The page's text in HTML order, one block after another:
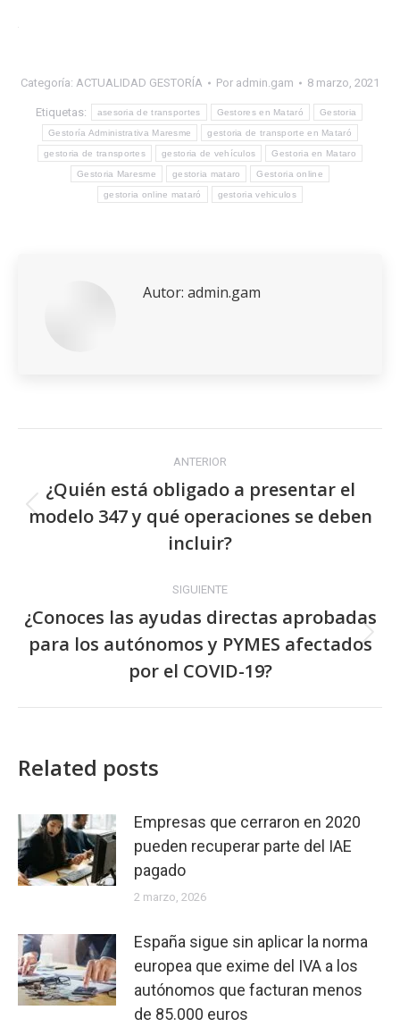
el
Description
Como
competencia
para
el
transporte
por
interior
e
internacional
de
Categoría: ACTUALIDAD GESTORÍA Por admin.gam 8 marzo, 2021
Etiquetas: asesoria de transportes Gestores en Mataró Gestoria
Gestoría Administrativa Maresme gestoria de transporte en Mataró
gestoria de transportes gestoria de vehículos Gestoria en Mataro
Gestoria Maresme gestoria mataro Gestoria online
gestoria online mataró gestoria vehiculos
Autor: admin.gam
Navegación
entre
publicaciones
ANTERIOR
Publicación
anterior:
¿Quién está obligado a presentar el
modelo 347 y qué operaciones se deben
incluir?
SIGUIENTE
Publicación
siguiente:
¿Conoces las ayudas directas aprobadas
para los autónomos y PYMES afectados
por el COVID-19?
Related posts
Empresas que cerraron en 2020
pueden recuperar parte del IAE
pagado
2 marzo, 2026
España sigue sin aplicar la norma
europea que exime del IVA a los
autónomos que facturan menos
de 85.000 euros